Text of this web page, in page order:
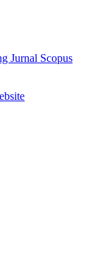
Jurnal Scopus